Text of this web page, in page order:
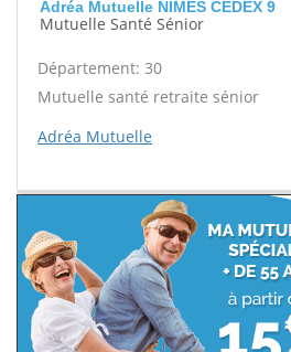
Adréa Mutuelle NIMES CEDEX 9
Mutuelle Santé Sénior
Département: 30
Mutuelle santé retraite sénior
Adréa Mutuelle